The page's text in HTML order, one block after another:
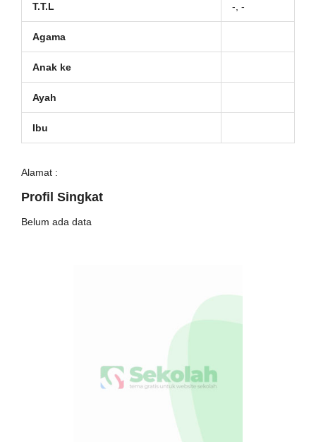
T.T.L -, -
Agama
Anak ke
Ayah
Ibu
Alamat :
Profil Singkat
Belum ada data